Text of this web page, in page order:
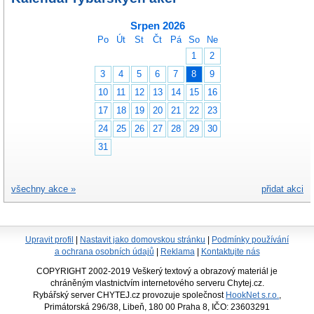
Srpen 2026
Po Út St Čt Pá So
Ne
1
2
3
4 5 6 7 8
9
10
11 12 13 14 15
16
17
18 19 20 21 22
23
24
25 26 27 28 29
30
31
přidat akci
všechny akce »
Upravit profil Nastavit jako domovskou stránku
Podmínky používání
a ochrana osobních údajů
Reklama Kontaktujte nás
COPYRIGHT 2002-2019 Veškerý textový a obrazový materiál je
chráněným vlastnictvím internetového serveru Chytej.cz.
Rybářský server CHYTEJ.cz provozuje společnost HookNet s.r.o.
Primátorská 296/38, Libeň, 180 00 Praha 8, IČO: 23603291